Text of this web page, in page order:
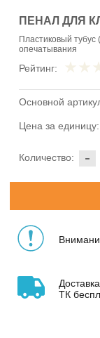
ПЕНАЛ ДЛЯ
Пластиковый
опечатывания
Рейтинг:
Основной
Цена за единицу:
-
Количество:
ТК